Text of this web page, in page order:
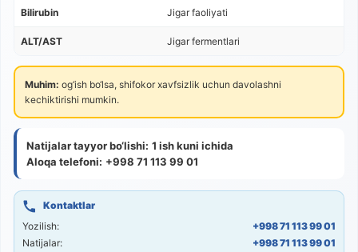
Bilirubin Jigar faoliyati
ALT/AST Jigar fermentlari
Muhim: og‘ish bo‘lsa, shifokor xavfsizlik uchun davolashni
kechiktirishi mumkin.
Natijalar tayyor bo‘lishi: 1 ish kuni ichida
Aloqa telefoni: +998 71 113 99 01
Kontaktlar
Yozilish:
+998 71 113 99 01
Natijalar:
+998 71 113 99 01